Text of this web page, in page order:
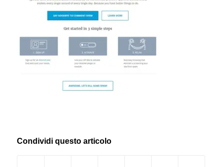
Condividi questo articolo